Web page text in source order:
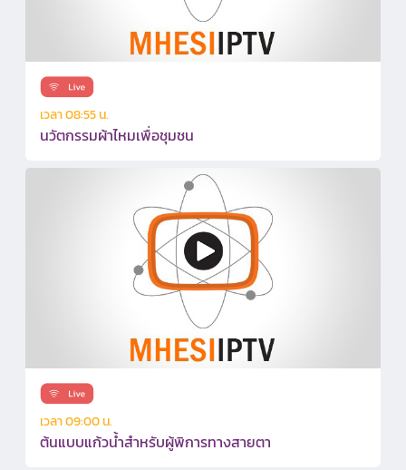
เวลา 08:55 น.
นวัตกรรมผ้าไหมเพื่อชุมชน
เวลา 09:00 น.
ต้นแบบแก้วน้ำสำหรับผู้พิการทางสายตา